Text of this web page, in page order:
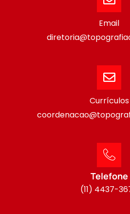
Email
Currículos
Telefone
(11) 4437-